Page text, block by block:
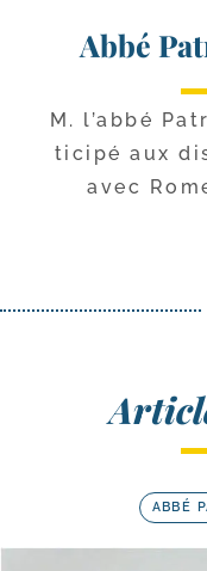
Abbé
M. l’ab­bé
ti­ci­pé aux
avec
ABBÉ